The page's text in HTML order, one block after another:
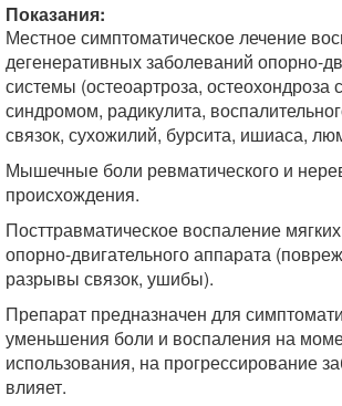
Показания:
Местное симптоматическое лечение
дегенеративных заболеваний опорно-
системы (остеоартроза,
синдромом, радикулита,
связок, сухожилий, бурсита, ишиаса,
Мышечные боли ревматического и
происхождения.
Посттравматическое воспаление
опорно-двигательного аппарата
разрывы связок, ушибы).
Препарат предназначен для
уменьшения боли и воспаления на
использования, на прогрессирование
влияет.